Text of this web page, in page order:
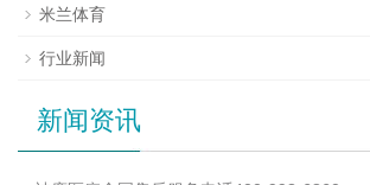
米兰体育
行业新闻
新闻资讯